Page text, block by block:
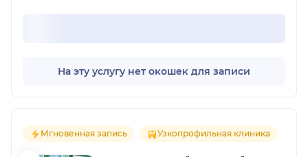
На эту услугу нет окошек для записи
Мгновенная запись Узкопрофильная клиника